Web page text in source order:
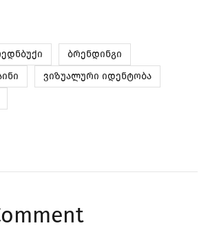
ბრენდინგი
ვიზუალური იდენტობა